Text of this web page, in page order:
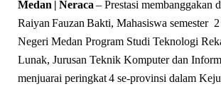
Medan | Neraca – Prestasi membanggakan
Raiyan Fauzan Bakti, Mahasiswa semester
Negeri Medan Program Studi Teknologi
Lunak, Jurusan Teknik Komputer dan
menjuarai peringkat 4 se-provinsi dalam